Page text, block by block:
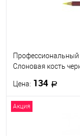
Профессиональный
Слоновая кость
Цена: 134
Акция